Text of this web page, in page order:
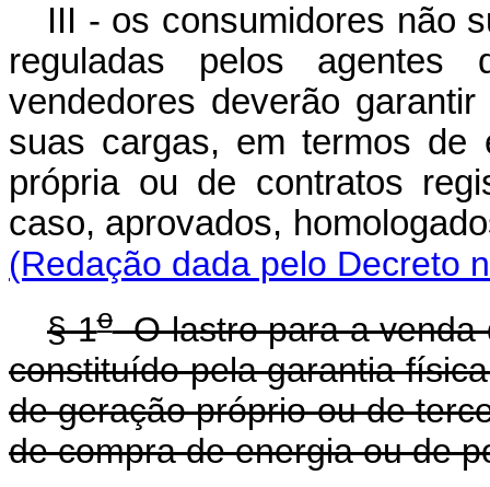
III - os consumidores não
reguladas pelos agentes
vendedores deverão
suas cargas, em termos de
própria ou de contratos
caso, aprovados,
(Redação dada pelo Decreto
§ 1oO lastro para a venda
constituído pela garantia
de geração próprio ou de
de compra de energia ou de